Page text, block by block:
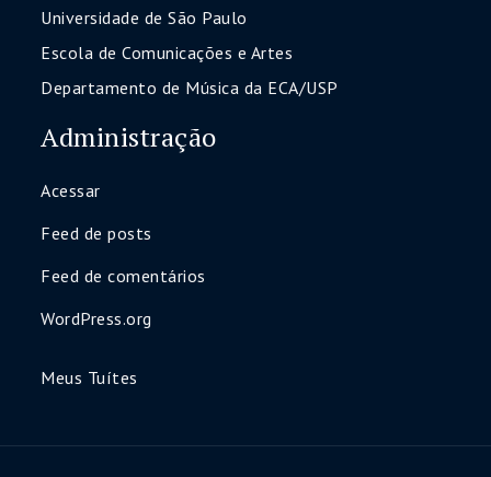
Universidade de São Paulo
Escola de Comunicações e Artes
Departamento de Música da ECA/USP
Administração
Acessar
Feed de posts
Feed de comentários
WordPress.org
Meus Tuítes